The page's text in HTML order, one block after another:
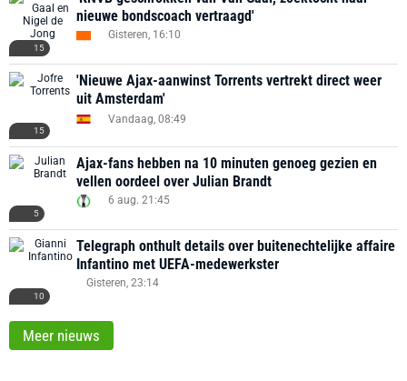
15
nieuwe bondscoach vertraagd'
Gisteren, 16:10
15
'Nieuwe Ajax-aanwinst Torrents vertrekt direct weer
uit Amsterdam'
Vandaag, 08:49
5
Ajax-fans hebben na 10 minuten genoeg gezien en
vellen oordeel over Julian Brandt
6 aug. 21:45
10
Telegraph onthult details over buitenechtelijke affaire
Infantino met UEFA-medewerkster
Gisteren, 23:14
Meer nieuws